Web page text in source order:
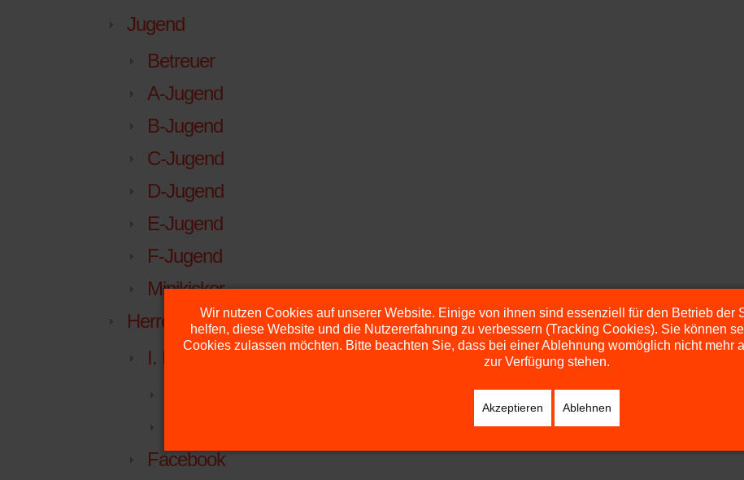
Jugend
Betreuer
A-Jugend
B-Jugend
C-Jugend
D-Jugend
E-Jugend
F-Jugend
Minikicker
Herren
I. Herren
Facebook
Wir nutzen Cookies auf unserer Website. Einige von ihnen sind essenziell für den Betrieb der
helfen, diese Website und die Nutzererfahrung zu verbessern (Tracking Cookies). Sie können
Cookies zulassen möchten. Bitte beachten Sie, dass bei einer Ablehnung womöglich nicht mehr
zur Verfügung stehen.
Akzeptieren Ablehnen